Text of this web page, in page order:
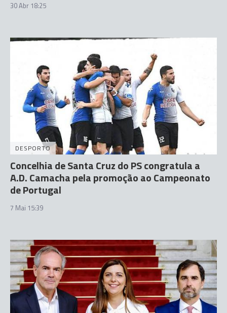
30 Abr 18:25
DESPORTO
Concelhia de Santa Cruz do PS congratula a
A.D. Camacha pela promoção ao Campeonato
de Portugal
7 Mai 15:39